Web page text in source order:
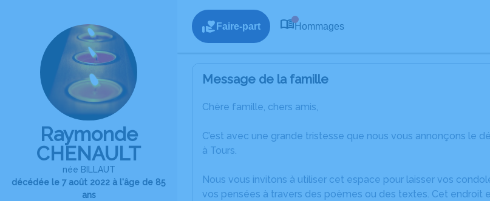
Raymonde
CHENAULT
née BILLAUT
décédée le 7 août 2022 à l'âge de 85
ans
Faire-part Hommages
Message de la famille
Chère famille, chers amis,
C’est avec une grande tristesse que nous vous annonçons le
à Tours.
Nous vous invitons à utiliser cet espace pour laisser vos
vos pensées à travers des poèmes ou des textes. Cet endroit